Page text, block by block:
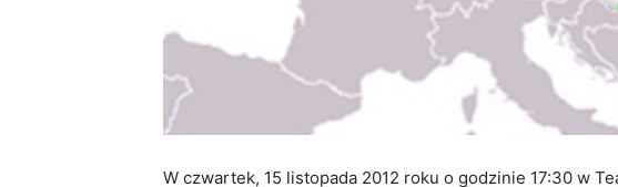
W czwartek, 15 listopada 2012 roku o godzinie 17:30 w